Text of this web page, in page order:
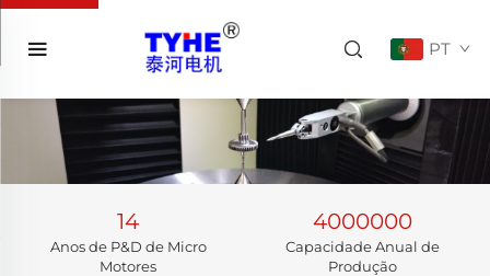
PT
14
Anos de P&D de Micro
Motores
4000000
Capacidade Anual de
Produção